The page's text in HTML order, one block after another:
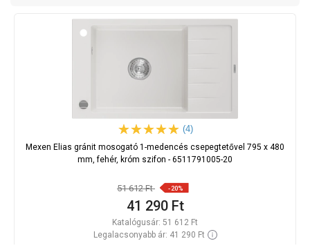
(4)
Mexen Elias gránit mosogató 1-medencés csepegtetővel 795 x 480
mm, fehér, króm szifon - 6511791005-20
51 612 Ft -20%
41 290 Ft
Katalógusár: 51 612 Ft
Legalacsonyabb ár: 41 290 Ft